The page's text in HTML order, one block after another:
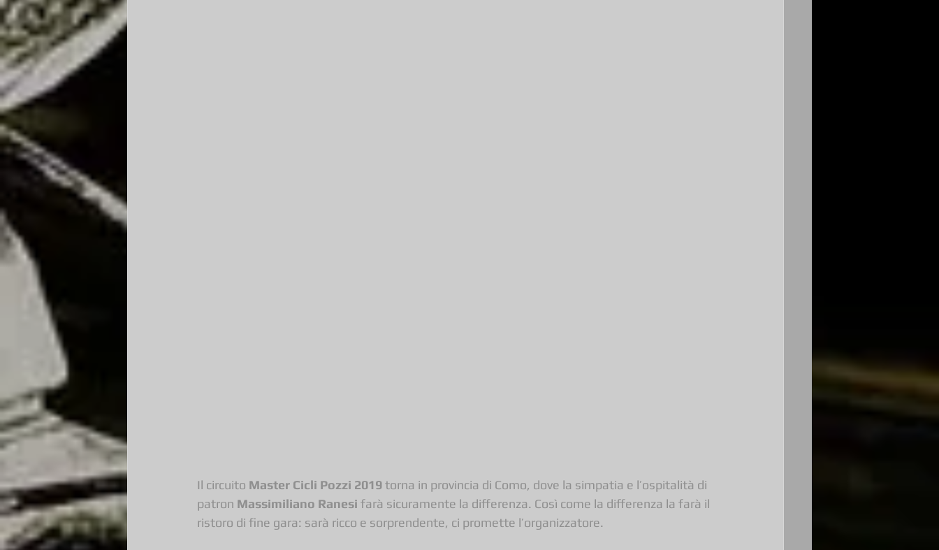
Il circuito Master Cicli Pozzi 2019 torna in provincia di Como, dove la simpatia e l’ospitalità di
patron Massimiliano Ranesi farà sicuramente la differenza. Così come la differenza la farà il
ristoro di fine gara: sarà ricco e sorprendente, ci promette l’organizzatore.